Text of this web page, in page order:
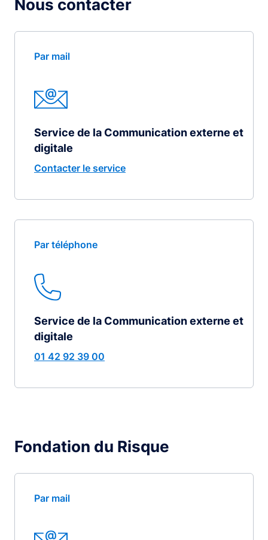
Nous contacter
Par mail
Service de la Communication externe et
digitale
Contacter le service
Par téléphone
Service de la Communication externe et
digitale
01 42 92 39 00
Fondation du Risque
Par mail